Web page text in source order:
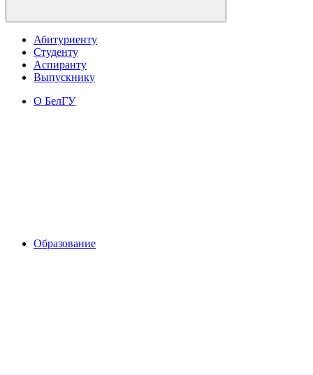
Абитуриенту
Студенту
Аспиранту
Выпускнику
О БелГУ
Образование